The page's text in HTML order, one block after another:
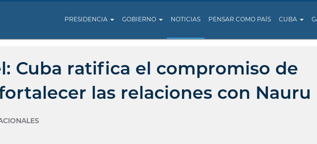
PRESIDENCIA GOBIERNO NOTICIAS PENSAR COMO PAÍS CUBA
Cuba ratifica el compromiso de
las relaciones con Nauru